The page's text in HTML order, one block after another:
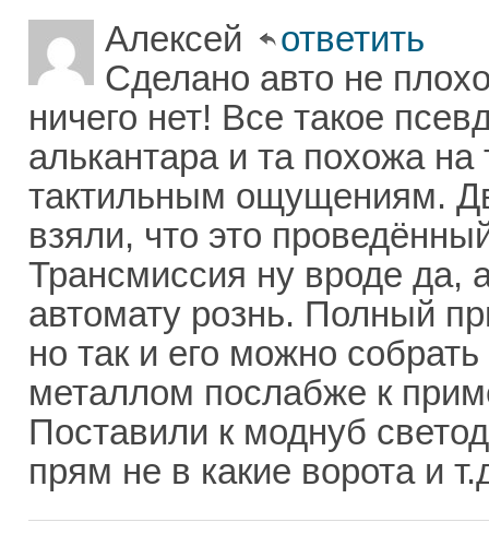
Алексей
ответить
Сделано авто не
ничего нет! Все такое
алькантара и та похожа на
тактильным ощущениям.
взяли, что это
Трансмиссия ну вроде да,
автомату рознь. Полный
но так и его можно
металлом послабже к
Поставили к моднуб
прям не в какие ворота и